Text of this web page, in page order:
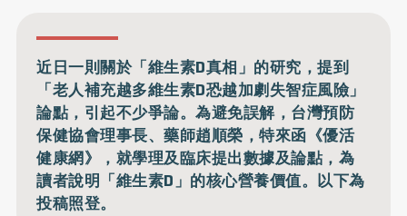
近日一則關於「維生素D真相」的研究，提到
「老人補充越多維生素D恐越加劇失智症風險」
論點，引起不少爭論。為避免誤解，台灣預防
保健協會理事長、藥師趙順榮，特來函《優活
健康網》，就學理及臨床提出數據及論點，為
讀者說明「維生素D」的核心營養價值。以下為
投稿照登。